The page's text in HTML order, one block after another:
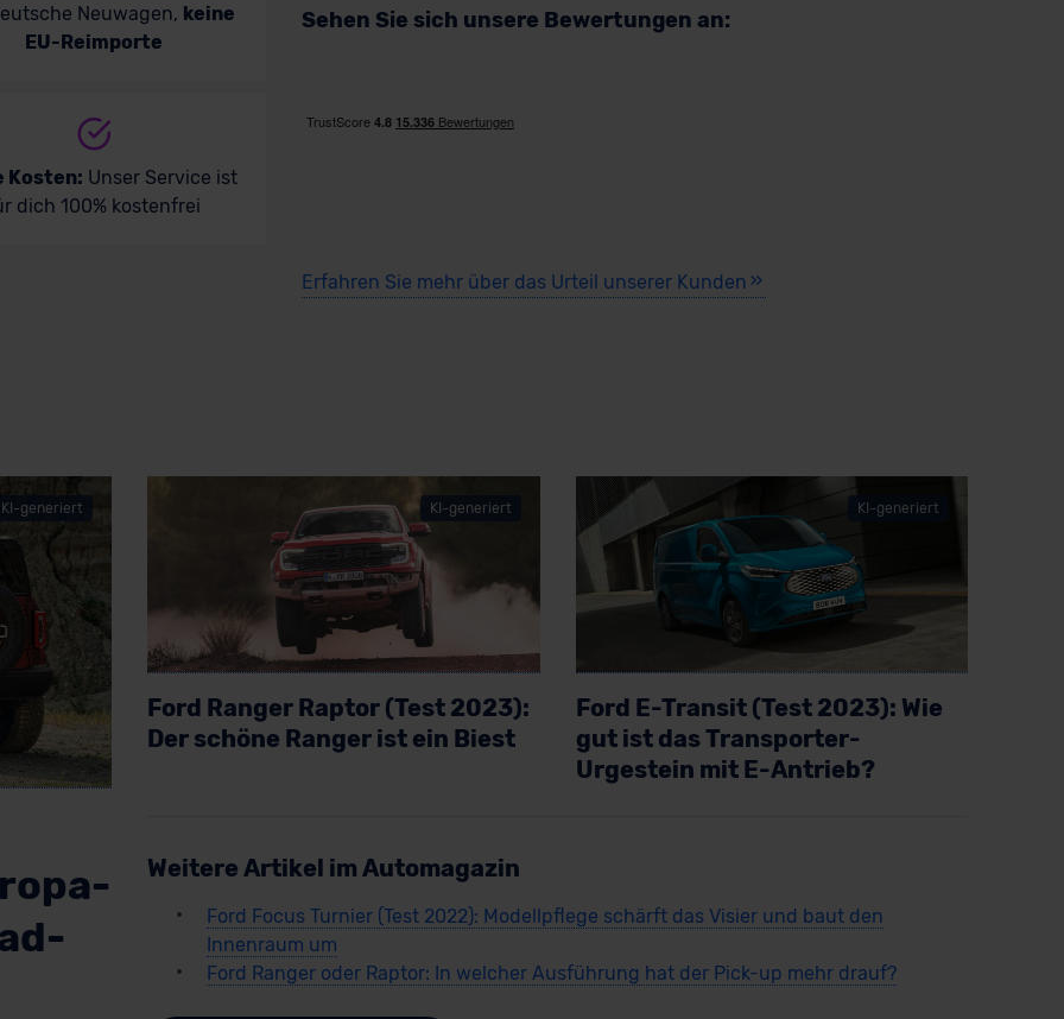
Neuwagen, keine
EU-Reimporte
Kosten: Unser Service ist
dich 100% kostenfrei
Sehen Sie sich unsere Bewertungen an:
Erfahren Sie mehr über das Urteil unserer Kunden
KI-generiert KI-generiert
Ford Ranger Raptor (Test 2023):
Der schöne Ranger ist ein Biest
KI-generiert
Ford E-Transit (Test 2023): Wie
gut ist das Transporter-
Urgestein mit E-Antrieb?
Weitere Artikel im Automagazin
Ford Focus Turnier (Test 2022): Modellpflege schärft das Visier und baut den
Innenraum um
Ford Ranger oder Raptor: In welcher Ausführung hat der Pick-up mehr drauf?